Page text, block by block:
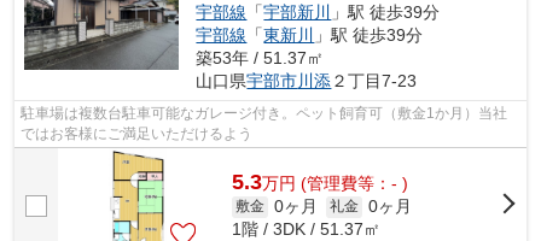
宇部線 「宇部新川
」駅 徒歩39分
宇部線 「東新川
」駅 徒歩39分
築53年 / 51.37㎡
山口県宇部市川添２丁目7-23
駐車場は複数台駐車可能なガレージ付き。ペット飼育可（敷金1か月）当社
ではお客様にご満足いただけるよう
5.3万円 (管理費等：- )
敷金 0ヶ月 礼金 0ヶ月
1階 / 3DK / 51.37㎡